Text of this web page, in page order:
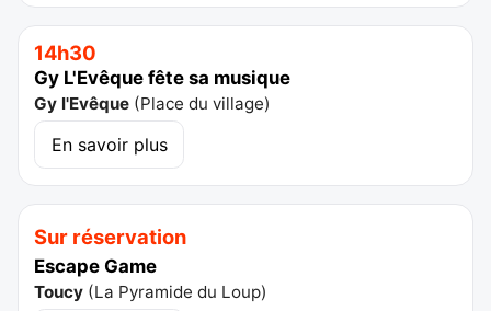
14h30
Gy L'Evêque fête sa musique
Gy l'Evêque (Place du village)
En savoir plus
Sur réservation
Escape Game
Toucy (La Pyramide du Loup)